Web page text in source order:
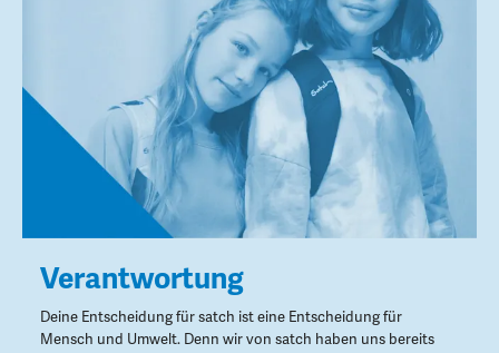
Verantwortung
Deine Entscheidung für satch ist eine Entscheidung für
Mensch und Umwelt. Denn wir von satch haben uns bereits